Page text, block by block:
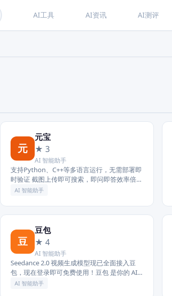
AI工具 AI资讯 AI测评
元
元宝
★ 3
AI 智能助手
支持Python、C++等多语言运行，无需部署即
时验证 截图上传即可搜索，即问即答效率倍增
支持 AI 划词搜索、翻译，什么都能问元宝 按
AI 智能助手
豆
豆包
★ 4
AI 智能助手
Seedance 2.0 视频生成模型现已全面接入豆
包，现在登录即可免费使用！豆包 是你的 AI
聊天智能对话问答助手，写作文案翻译编程工
AI 智能助手